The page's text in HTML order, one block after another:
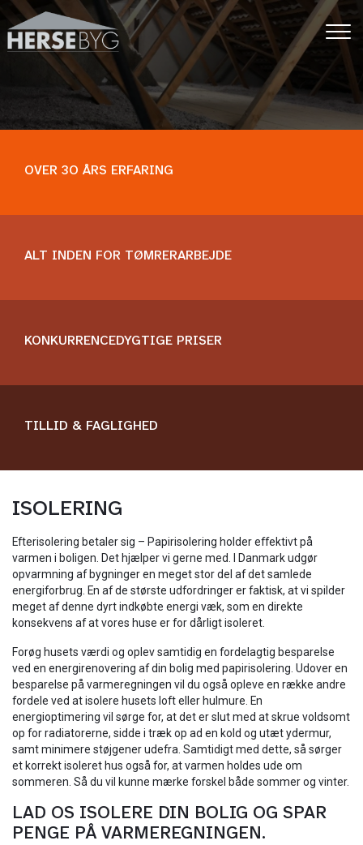
Gå
til
hovedindhold
OVER 3O ÅRS ERFARING​​
ALT INDEN FOR TØMRERARBEJDE
KONKURRENCEDYGTIGE PRISER​
TILLID & FAGLIGHED
ISOLERING​
Efterisolering betaler sig – Papirisolering holder effektivt på
varmen i boligen. Det hjælper vi gerne med. I Danmark udgør
opvarmning af bygninger en meget stor del af det samlede
energiforbrug. En af de største udfordringer er faktisk, at vi spilder
meget af denne dyrt indkøbte energi væk, som en direkte
konsekvens af at vores huse er for dårligt isoleret.
​Forøg husets værdi og oplev samtidig en fordelagtig besparelse
ved en energirenovering af din bolig med papirisolering. Udover en
besparelse på varmeregningen vil du også opleve en række andre
fordele ved at isolere husets loft eller hulmure. En
energioptimering vil sørge for, at det er slut med at skrue voldsomt
op for radiatorerne, sidde i træk op ad en kold og utæt ydermur,
samt minimere støjgener udefra. Samtidigt med dette, så sørger
et korrekt isoleret hus også for, at varmen holdes ude om
sommeren. Så du vil kunne mærke forskel både sommer og vinter.
​LAD OS ISOLERE DIN BOLIG OG SPAR
PENGE PÅ VARMEREGNINGEN.